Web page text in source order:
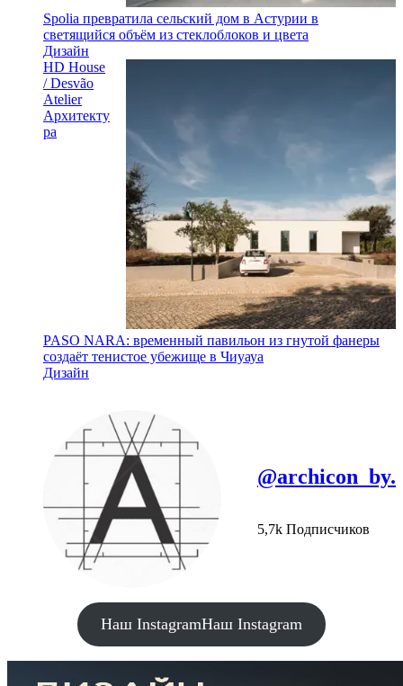
Spolia превратила сельский дом в Астурии в
светящийся объём из стеклоблоков и цвета
Дизайн
HD House
/ Desvão
Atelier
Архитекту
ра
PASO NARA: временный павильон из гнутой фанеры
создаёт тенистое убежище в Чиуауа
Дизайн
@archicon_by.
5,7k Подписчиков
Наш InstagramНаш Instagram